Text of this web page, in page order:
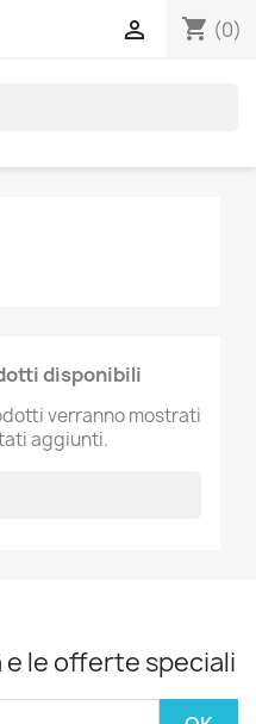
shopping_cart (0)

disponibili
verranno mostrati
aggiunti.
le offerte speciali